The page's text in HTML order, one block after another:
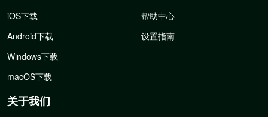
iOS下载
Android下载
Windows下载
macOS下载
帮助中心
设置指南
关于我们